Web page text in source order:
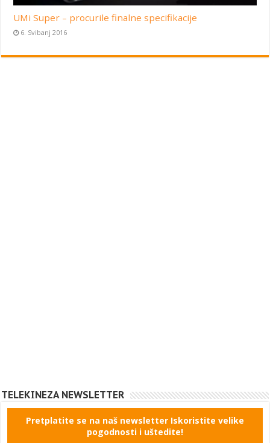
UMi Super – procurile finalne specifikacije
6. Svibanj 2016
TELEKINEZA NEWSLETTER
Pretplatite se na naš newsletter Iskoristite velike
pogodnosti i uštedite!